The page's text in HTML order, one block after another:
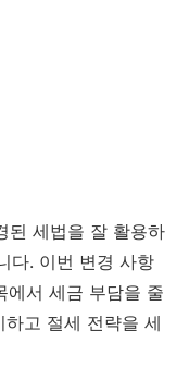
된 세법을 잘 활용하
다. 이번 변경 사항
에서 세금 부담을 줄
고 절세 전략을 세